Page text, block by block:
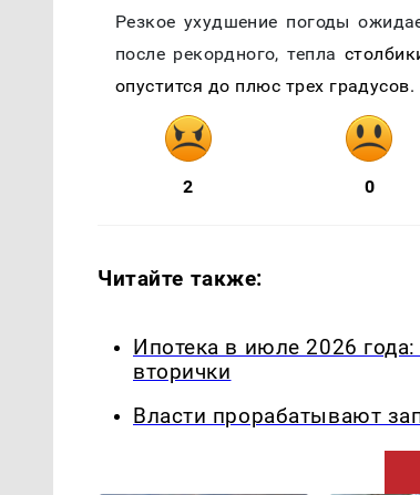
Резкое ухудшение погоды
после рекордного, тепла
опустится до плюс трех
2 0
Читайте также:
Ипотека в июле 2026
вторички
Власти прорабатывают